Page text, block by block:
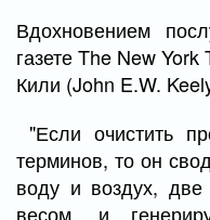
Вдохновением
газете The New
Кили (John E.W.
"Если очистить
терминов, то он
воду и воздух,
весом, и